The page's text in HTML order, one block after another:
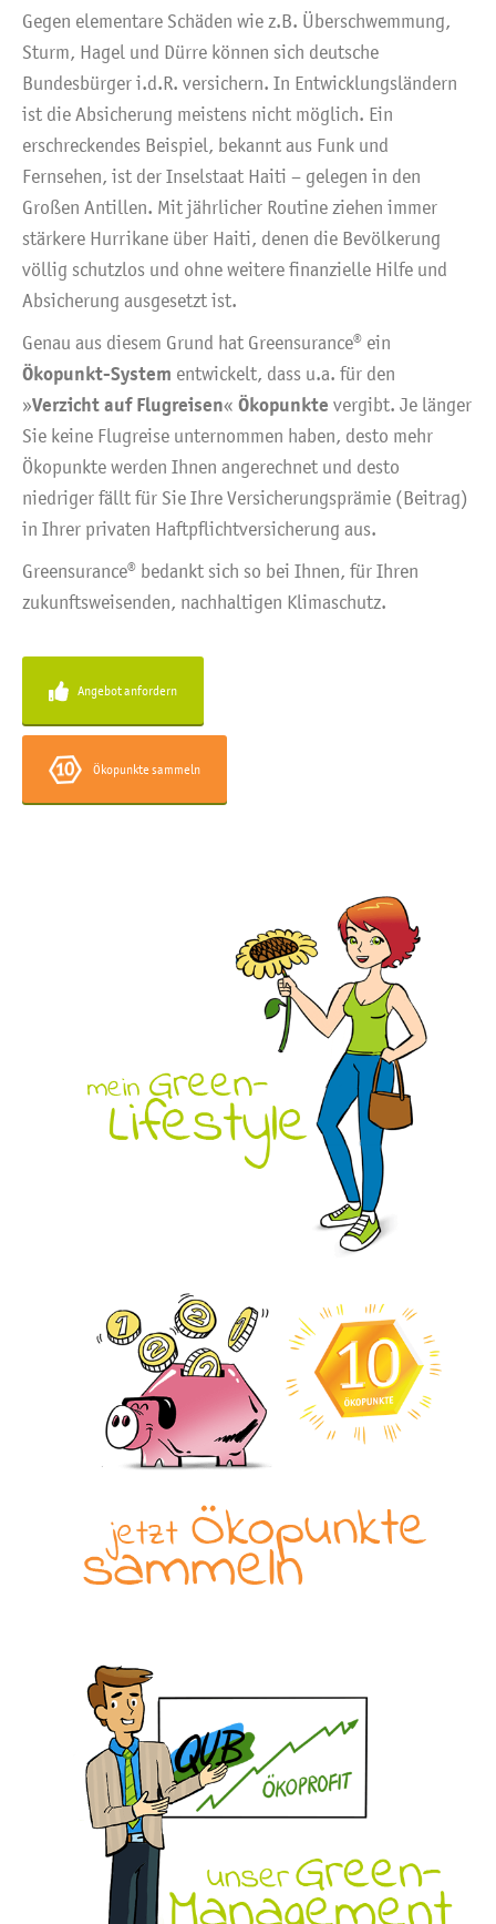
Gegen elementare Schäden wie z.B. Überschwemmung,
Sturm, Hagel und Dürre können sich deutsche
Bundesbürger i.d.R. versichern. In Entwicklungsländern
ist die Absicherung meistens nicht möglich. Ein
erschreckendes Beispiel, bekannt aus Funk und
Fernsehen, ist der Inselstaat Haiti – gelegen in den
Großen Antillen. Mit jährlicher Routine ziehen immer
stärkere Hurrikane über Haiti, denen die Bevölkerung
völlig schutzlos und ohne weitere finanzielle Hilfe und
Absicherung ausgesetzt ist.
Genau aus diesem Grund hat Greensurance® ein
Ökopunkt-System entwickelt, dass u.a. für den
»Verzicht auf Flugreisen« Ökopunkte vergibt. Je länger
Sie keine Flugreise unternommen haben, desto mehr
Ökopunkte werden Ihnen angerechnet und desto
niedriger fällt für Sie Ihre Versicherungsprämie (Beitrag)
in Ihrer privaten Haftpflichtversicherung aus.
Greensurance® bedankt sich so bei Ihnen, für Ihren
zukunftsweisenden, nachhaltigen Klimaschutz.
Angebot anfordern
Ökopunkte sammeln